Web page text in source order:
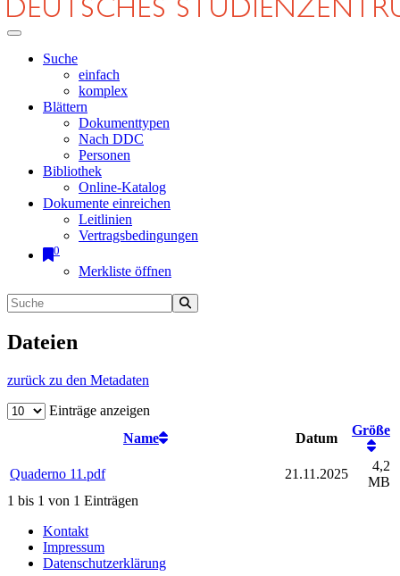
Suche
einfach
komplex
Blättern
Dokumenttypen
Nach DDC
Personen
Bibliothek
Online-Katalog
Dokumente einreichen
Leitlinien
Vertragsbedingungen
0
Merkliste öffnen
Dateien
zurück zu den Metadaten
Einträge anzeigen
Name
Datum
Größe
Quaderno 11.pdf 21.11.2025
4,2
MB
1 bis 1 von 1 Einträgen
Kontakt
Impressum
Datenschutzerklärung